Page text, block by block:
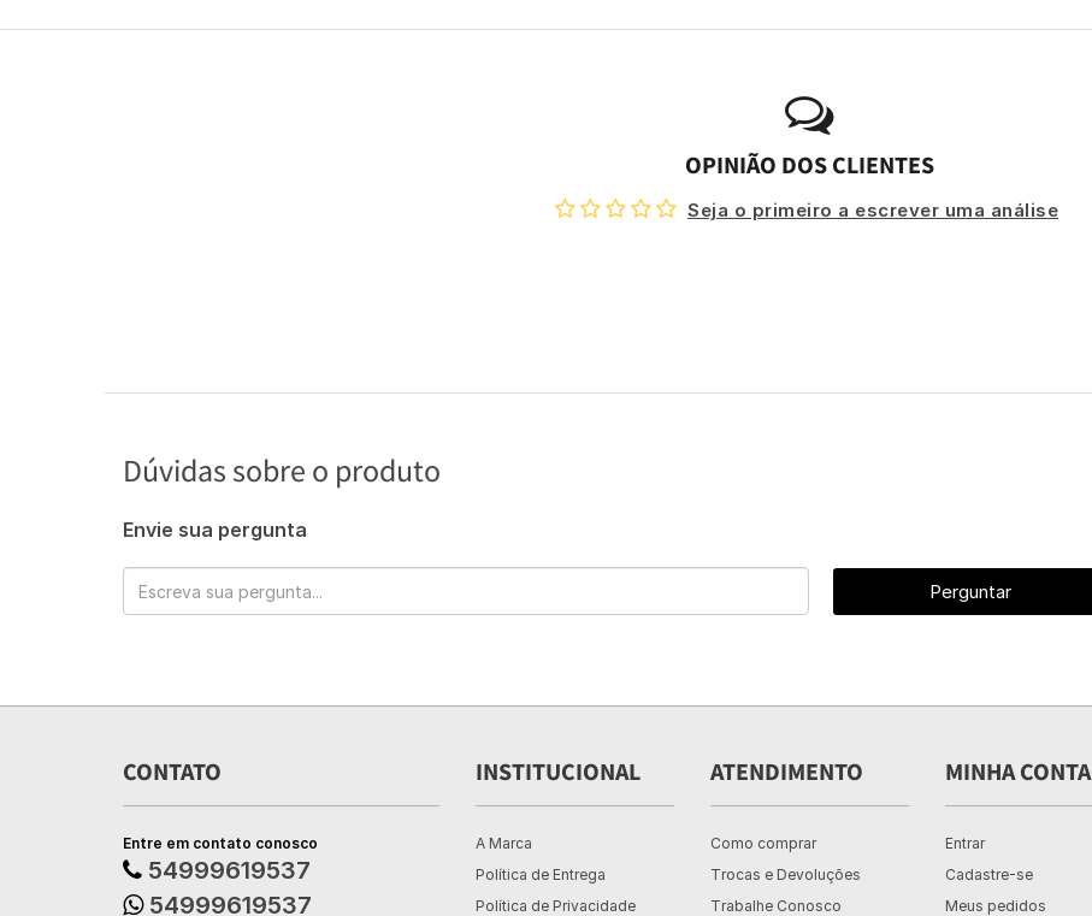
OPINIÃO DOS CLIENTES
Seja o primeiro a escrever uma análise
Dúvidas sobre o produto
Envie sua pergunta
Perguntar
CONTATO
Entre em contato conosco
54999619537
54999619537
INSTITUCIONAL
A Marca
Política de Entrega
Política de Privacidade
ATENDIMENTO
Como comprar
Trocas e Devoluções
Trabalhe Conosco
MINHA CONTA
Entrar
Cadastre-se
Meus pedidos